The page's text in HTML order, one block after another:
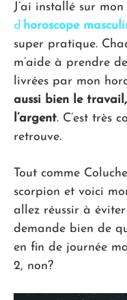
J’ai installé sur
d’horoscope
super pratique.
m’aide à prendre
livrées par mon
aussi bien le
l’argent. C’est très
retrouve.
Tout comme
scorpion et voici
allez réussir à
demande bien de
en fin de journée
2, non?